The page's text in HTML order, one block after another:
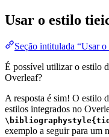
Usar o estilo
Seção intitulada “Usar
É possível utilizar o estilo
Overleaf?
A resposta é sim! O estilo
estilos integrados no
exemplo a seguir para um